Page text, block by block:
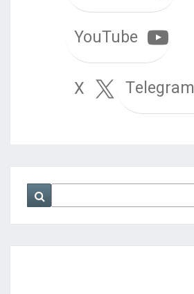
YouTube
Telegram
X
Search